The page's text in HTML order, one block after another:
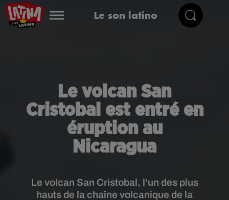
Le son latino
Le volcan San
Cristobal est entré en
éruption au
Nicaragua
Le volcan San Cristobal, l'un des plus
hauts de la chaîne volcanique de la